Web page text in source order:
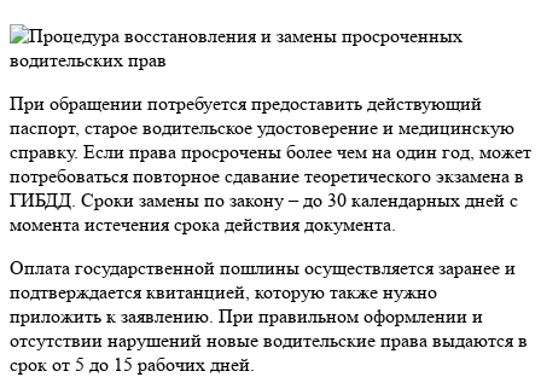
При обращении потребуется предоставить действующий
паспорт, старое водительское удостоверение и медицинскую
справку. Если права просрочены более чем на один год, может
потребоваться повторное сдавание теоретического экзамена в
ГИБДД. Сроки замены по закону – до 30 календарных дней с
момента истечения срока действия документа.
Оплата государственной пошлины осуществляется заранее и
подтверждается квитанцией, которую также нужно
приложить к заявлению. При правильном оформлении и
отсутствии нарушений новые водительские права выдаются в
срок от 5 до 15 рабочих дней.